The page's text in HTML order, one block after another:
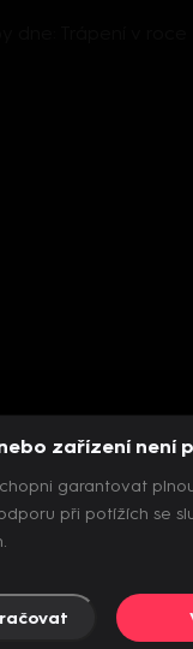
se inicializovat
zařízení není
garantovat
při potížích se